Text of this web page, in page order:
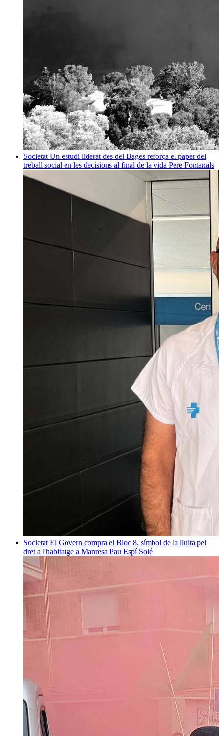
Societat Un estudi liderat des del Bages reforça el paper del
treball social en les decisions al final de la vida Pere Fontanals
Societat El Govern compra el Bloc 8, símbol de la lluita pel
dret a l'habitatge a Manresa Pau Espí Solé